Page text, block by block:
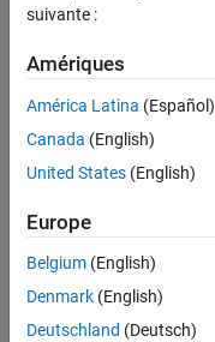
Actuellement,
aucune
offre
d'emploi
correspondant
à vos
critères
de
recherche.
suivante :
Amériques
América Latina (Español)
Canada (English)
United States (English)
Europe
Belgium (English)
Denmark (English)
Deutschland (Deutsch)